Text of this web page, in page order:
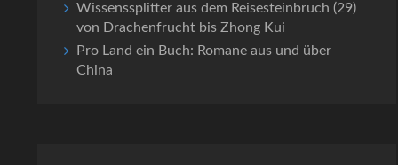
Wissenssplitter aus dem Reisesteinbruch (29)
von Drachenfrucht bis Zhong Kui
Pro Land ein Buch: Romane aus und über
China